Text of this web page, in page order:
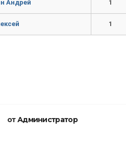
Андрей 1
1
отАдминистратор